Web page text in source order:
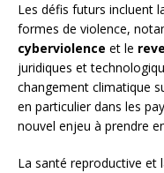
Les défis futurs incluent
formes de violence,
cyberviolence et le
juridiques et
changement climatique
en particulier dans les
nouvel enjeu à prendre
La santé reproductive et